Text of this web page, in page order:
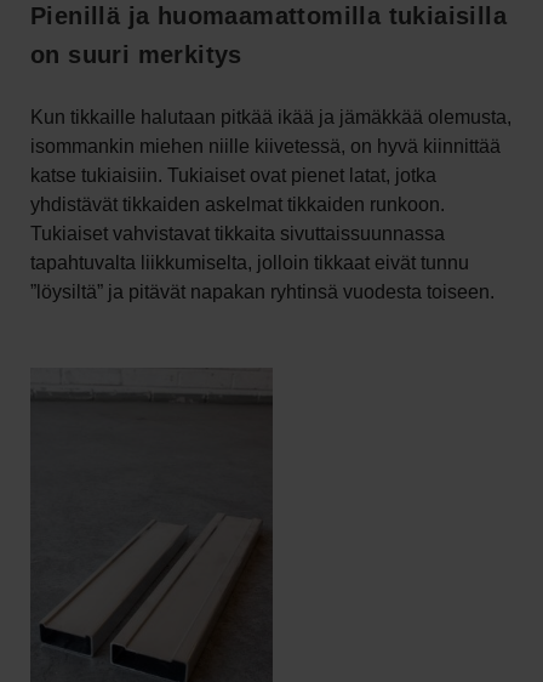
Pienillä ja huomaamattomilla tukiaisilla
on suuri merkitys
Kun tikkaille halutaan pitkää ikää ja jämäkkää olemusta,
isommankin miehen niille kiivetessä, on hyvä kiinnittää
katse tukiaisiin. Tukiaiset ovat pienet latat, jotka
yhdistävät tikkaiden askelmat tikkaiden runkoon.
Tukiaiset vahvistavat tikkaita sivuttaissuunnassa
tapahtuvalta liikkumiselta, jolloin tikkaat eivät tunnu
”löysiltä” ja pitävät napakan ryhtinsä vuodesta toiseen.